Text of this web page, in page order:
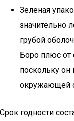
Зеленая
значительно
грубой
Боро плюс от
поскольку он
окружающей
Срок годности